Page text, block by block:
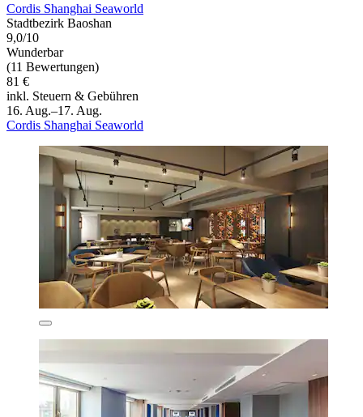
Cordis Shanghai Seaworld
Stadtbezirk Baoshan
9,0/10
Wunderbar
(11 Bewertungen)
81 €
inkl. Steuern & Gebühren
16. Aug.–17. Aug.
Cordis Shanghai Seaworld